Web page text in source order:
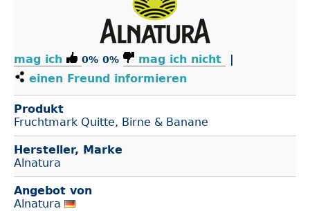
mag ich 0% 0% mag ich nicht
|
einen Freund informieren
Produkt
Fruchtmark Quitte, Birne & Banane
Hersteller, Marke
Alnatura
Angebot von
Alnatura